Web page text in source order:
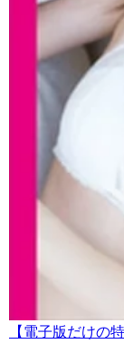
【電子版だけの